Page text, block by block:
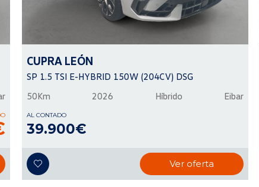
CUPRA LEÓN
SP 1.5 TSI E-HYBRID 150W (204CV) DSG
50Km
2026 Híbrido Eibar
AL CONTADO
39.900€
Ver oferta